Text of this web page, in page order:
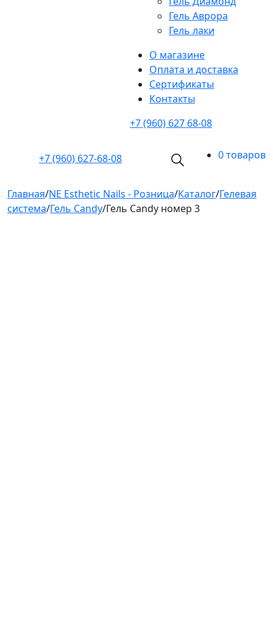
Гель Аврора
Гель лаки
О магазине
Оплата и доставка
Cертификаты
Контакты
+7 (960) 627 68-08
+7 (960) 627-68-08 0 товаров
Главная/NE Esthetic Nails - Розница/Каталог/Гелевая
система/Гель Candy/Гель Candy номер 3